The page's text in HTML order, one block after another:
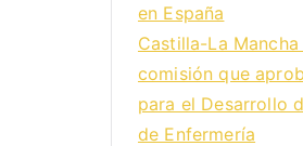
en España
Castilla-La
comisión que
para el Desarrollo
de Enfermería